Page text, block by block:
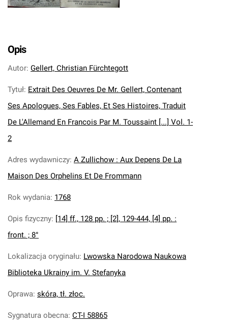
Opis
Autor: Gellert, Christian Fürchtegott
Tytuł: Extrait Des Oeuvres De Mr. Gellert, Contenant
Ses Apologues, Ses Fables, Et Ses Histoires, Traduit
De L'Allemand En Francois Par M. Toussaint [...] Vol. 1-
2
Adres wydawniczy: A Zullichow : Aux Depens De La
Maison Des Orphelins Et De Frommann
Rok wydania: 1768
Opis fizyczny: [14] ff., 128 pp. ; [2], 129-444, [4] pp. :
front. ; 8°
Lokalizacja oryginału: Lwowska Narodowa Naukowa
Biblioteka Ukrainy im. V. Stefanyka
Oprawa: skóra, tł. złoc.
Sygnatura obecna: CT-I 58865